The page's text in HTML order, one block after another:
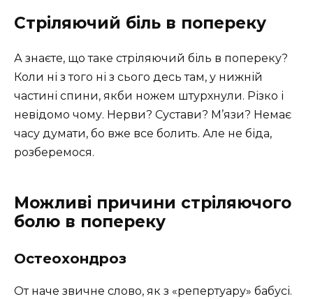
Стріляючий біль в попереку
А знаєте, що таке стріляючий біль в попереку?
Коли ні з того ні з сього десь там, у нижній
частині спини, якби ножем штурхнули. Різко і
невідомо чому. Нерви? Сустави? М’язи? Немає
часу думати, бо вже все болить. Але не біда,
розберемося.
Можливі причини стріляючого
болю в попереку
Остеохондроз
От наче звичне слово, як з «репертуару» бабусі.